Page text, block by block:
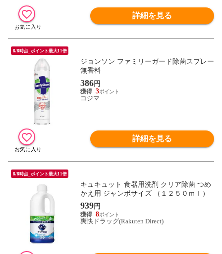
詳細を見る
8/8時点_ポイント最大11倍
ジョンソン ファミリーガード除菌スプレー
無香料
386円
3
コジマ
詳細を見る
8/8時点_ポイント最大11倍
キュキュット 食器用洗剤 クリア除菌 つめ
かえ用 ジャンボサイズ （１２５０ｍｌ）
939円
8
爽快ドラッグ(Rakuten Direct)